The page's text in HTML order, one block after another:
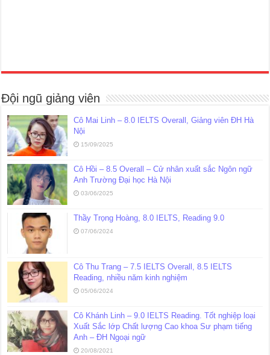
Đội ngũ giảng viên
Cô Mai Linh – 8.0 IELTS Overall, Giảng viên ĐH Hà
Nội
15/09/2025
Cô Hồi – 8.5 Overall – Cử nhân xuất sắc Ngôn ngữ
Anh Trường Đại học Hà Nội
03/06/2025
Thầy Trọng Hoàng, 8.0 IELTS, Reading 9.0
07/06/2024
Cô Thu Trang – 7.5 IELTS Overall, 8.5 IELTS
Reading, nhiều năm kinh nghiệm
05/06/2024
Cô Khánh Linh – 9.0 IELTS Reading. Tốt nghiệp loại
Xuất Sắc lớp Chất lượng Cao khoa Sư phạm tiếng
Anh – ĐH Ngoại ngữ
20/08/2021